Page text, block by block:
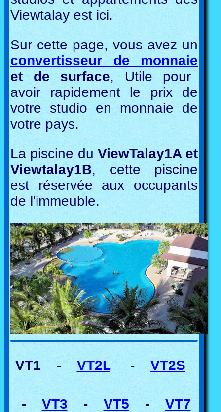
Viewtalay est ici.
Sur cette page, vous avez un
convertisseur de monnaie
et de surface, Utile pour
avoir rapidement le prix de
votre studio en monnaie de
votre pays.
La piscine du ViewTalay1A et
Viewtalay1B, cette piscine
est réservée aux occupants
de l'immeuble.
VT1 - VT2L-VT2S
- VT3 - VT5 - VT7